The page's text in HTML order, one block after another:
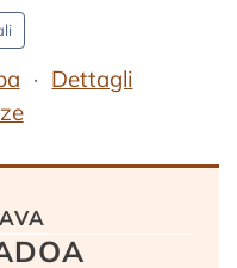
Dettagli